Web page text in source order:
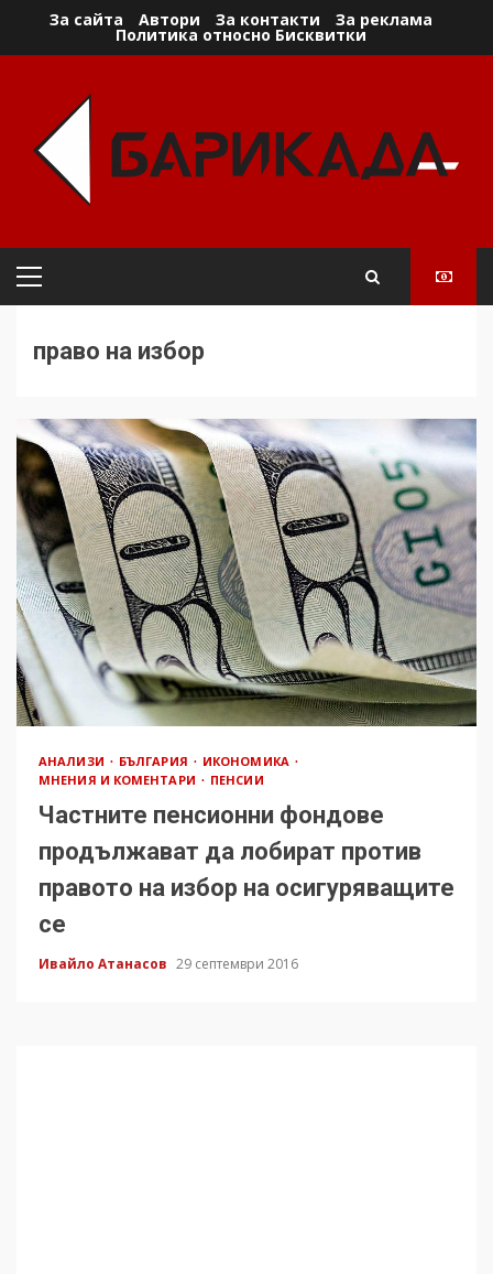
За сайта Автори За контакти За реклама
Политика относно Бисквитки
Primary
право на избор
АНАЛИЗИ БЪЛГАРИЯ
ИКОНОМИКА
МНЕНИЯ И КОМЕНТАРИ
ПЕНСИИ
Частните пенсионни фондове
продължават да лобират против
правото на избор на осигуряващите
се
Ивайло Атанасов 29 септември 2016